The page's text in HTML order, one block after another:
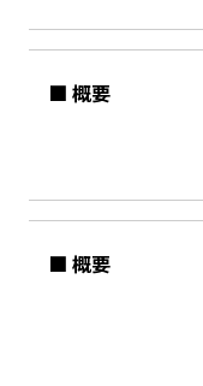
■ 概要
■ 概要